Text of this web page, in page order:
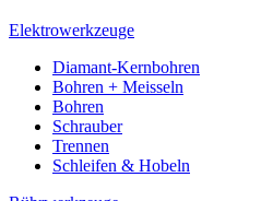
Elektrowerkzeuge
Diamant-Kernbohren
Bohren + Meisseln
Bohren
Schrauber
Trennen
Schleifen & Hobeln